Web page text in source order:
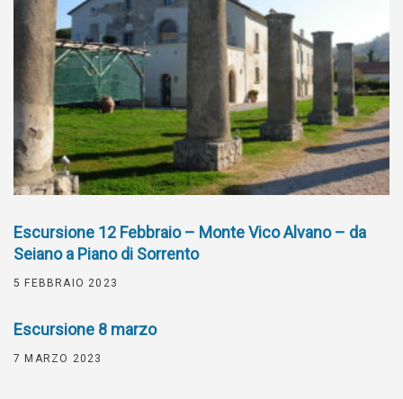
Escursione 12 Febbraio – Monte Vico Alvano – da
Seiano a Piano di Sorrento
5 FEBBRAIO 2023
Escursione 8 marzo
7 MARZO 2023